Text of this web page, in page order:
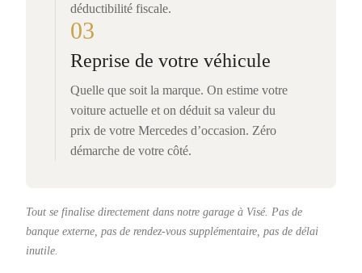
déductibilité fiscale.
03
Reprise de votre véhicule
Quelle que soit la marque. On estime votre
voiture actuelle et on déduit sa valeur du
prix de votre Mercedes d’occasion. Zéro
démarche de votre côté.
Tout se finalise directement dans notre garage à Visé. Pas de
banque externe, pas de rendez-vous supplémentaire, pas de délai
inutile.